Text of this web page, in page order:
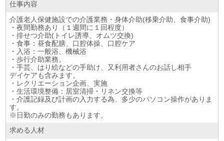
仕事内容
介護老人保健施設での介護業務・身体介助(移乗介助、食事介助)
・夜間勤務あり（１週間に１回程度）
・排せつ介助(トイレ誘導、オムツ交換)
・食事：昼食配膳、口腔体操、口腔ケア
・入浴：一般浴、機械浴
・歩行介助業務。
・手芸、はり絵などの手助け、又利用者さんのお話し相手
デイケアも含みます。
・レクリエーション企画、実施
・生活環境整備：居室清掃・リネン交換等
・介護記録及び計画の入力する為、多少のパソコン操作がありま
す。
※日勤のみの勤務もあります。
求める人材